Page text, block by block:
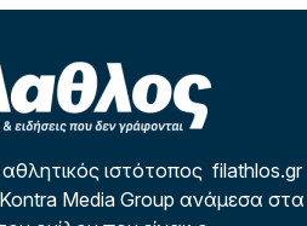
ιστότοπος filathlos.gr
Kontra Media Group ανάμεσα στα